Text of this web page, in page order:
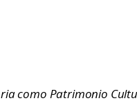
como Patrimonio